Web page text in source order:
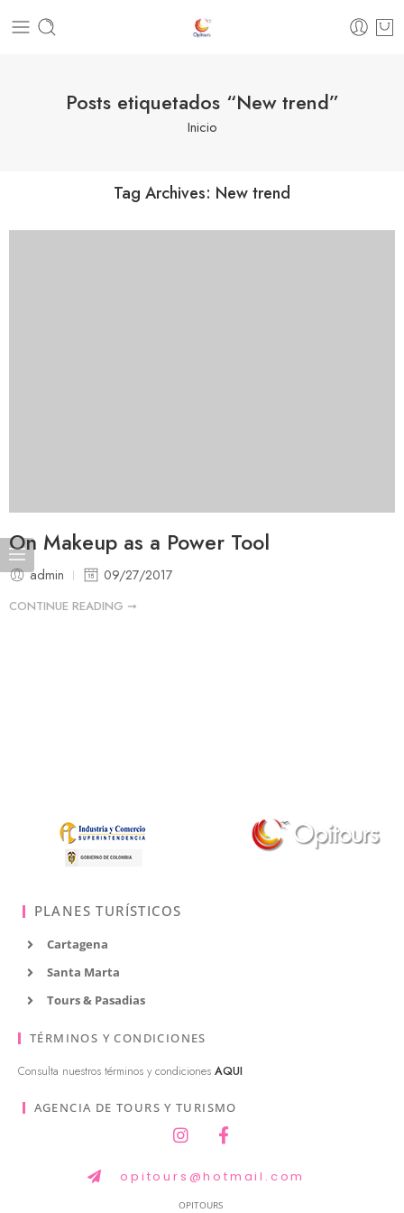
Posts etiquetados “New trend”
Inicio
Tag Archives: New trend
On Makeup as a Power Tool
admin 09/27/2017
CONTINUE READING ➞
PLANES TURÍSTICOS
Cartagena
Santa Marta
Tours & Pasadias
TÉRMINOS Y CONDICIONES
Consulta nuestros términos y condiciones AQUI
AGENCIA DE TOURS Y TURISMO
opitours@hotmail.com
OPITOURS